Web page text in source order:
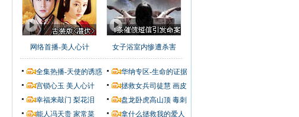
网络首播-美人心计 女子浴室内惨遭杀害
全集热播-天使的诱惑
华纳专区-生命的证据
宫锁心玉 美人心计 拯救女兵司徒慧 画皮
幸福来敲门 梨花泪 盘龙卧虎高山顶 毒刺
能人冯天贵 家常菜 拿什么拯救我的爱人